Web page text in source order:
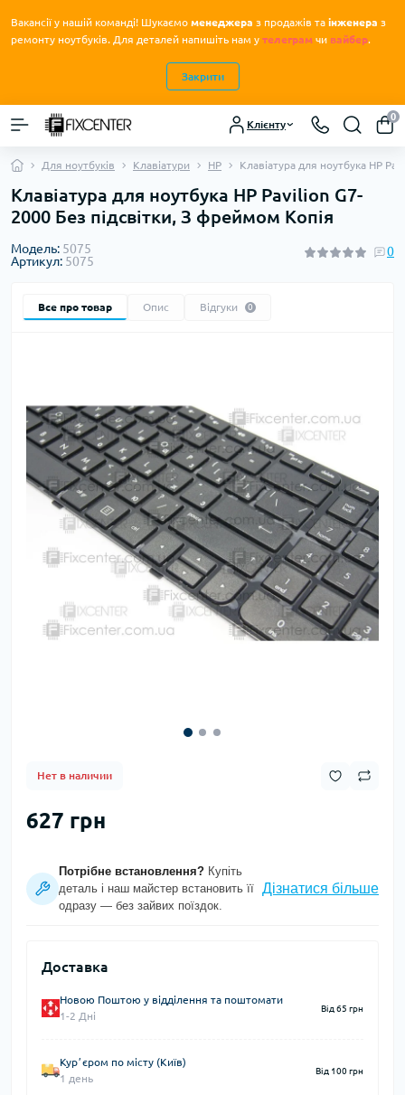
Вакансії у нашій команді! Шукаємо менеджера з продажів та інженера з
ремонту ноутбуків. Для деталей напишіть нам у телеграм чи вайбер.
Закрити
Клієнту
0
Для ноутбуків Клавіатури HP Клавіатура для ноутбука HP
Клавіатура для ноутбука HP Pavilion G7-
2000 Без підсвітки, З фреймом Копія
Модель: 5075
Артикул: 5075
0
Все про товар Опис Відгуки 0
Нет в наличии
627 грн
Потрібне встановлення? Купіть
деталь і наш майстер встановить її
одразу — без зайвих поїздок.
Дізнатися більше
Доставка
Новою Поштою у відділення та поштомати
1-2 Дні
Від 65 грн
Курʼєром по місту (Київ)
1 день
Від 100 грн